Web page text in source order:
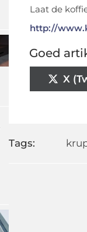
Laat de
http://
Goed
X
Tags: